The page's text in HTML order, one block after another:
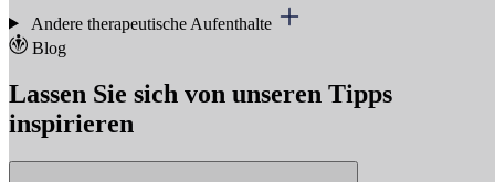
Andere therapeutische Aufenthalte
Blog
Lassen Sie sich von unseren Tipps
inspirieren